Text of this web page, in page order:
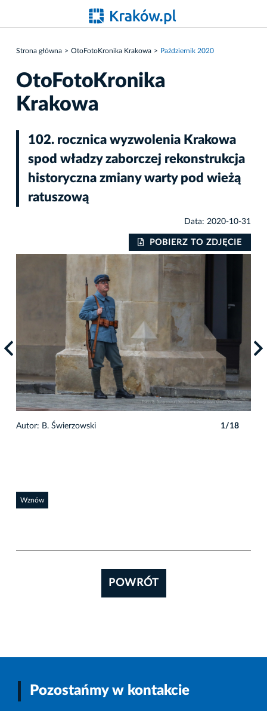
Strona główna OtoFotoKronika Krakowa Październik 2020
OtoFotoKronika
Krakowa
102. rocznica wyzwolenia Krakowa
spod władzy zaborczej rekonstrukcja
historyczna zmiany warty pod wieżą
ratuszową
Data: 2020-10-31
POBIERZ TO ZDJĘCIE
Autor: B. Świerzowski 1/18
Wznów
POWRÓT
Pozostańmy w kontakcie